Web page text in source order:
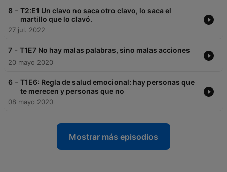
8 - T2:E1 Un clavo no saca otro clavo, lo saca el
martillo que lo clavó.
27 jul. 2022
7 - T1E7 No hay malas palabras, sino malas acciones
20 mayo 2020
6 - T1E6: Regla de salud emocional: hay personas que
te merecen y personas que no
08 mayo 2020
Mostrar más episodios